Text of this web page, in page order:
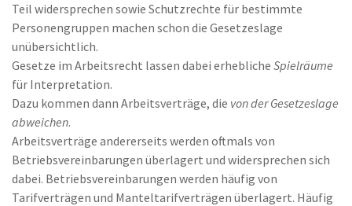
Teil widersprechen sowie Schutzrechte für bestimmte
Personengruppen machen schon die Gesetzeslage
unübersichtlich.
Gesetze im Arbeitsrecht lassen dabei erhebliche Spielräume
für Interpretation.
Dazu kommen dann Arbeitsverträge, die von der Gesetzeslage
abweichen.
Arbeitsverträge andererseits werden oftmals von
Betriebsvereinbarungen überlagert und widersprechen sich
dabei. Betriebsvereinbarungen werden häufig von
Tarifverträgen und Manteltarifverträgen überlagert. Häufig